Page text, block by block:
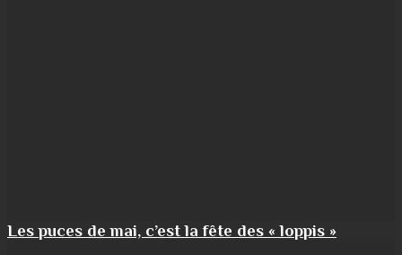
Les puces de mai, c’est la fête des « loppis »